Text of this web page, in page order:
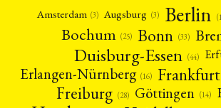
Amsterdam (3) Augsburg (3) Berlin
Bochum (25) Bonn (33)
Duisburg-Essen (44)
Erlangen-Nürnberg (16)
Freiburg (28) Göttingen (14)